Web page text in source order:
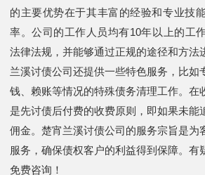
的主要优势在于其丰富的经验和专业技
率。公司的工作人员均有10年以上的工
法律法规，并能够通过正规的途径和方法
兰溪讨债公司还提供一些特色服务，比如
钱、赖账等情况的特殊债务清理工作。在
是先讨债后付费的收费原则，即如果未能
佣金。楚宵兰溪讨债公司的服务宗旨是为
服务，确保债权客户的利益得到保障。有
免费咨询！